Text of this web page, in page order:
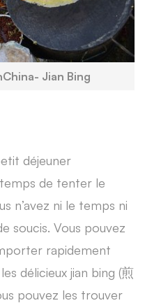
Jian Bing
déjeuner
de tenter le
n’avez ni le temps ni
soucis. Vous pouvez
rapidement
délicieux jian bing (煎
pouvez les trouver